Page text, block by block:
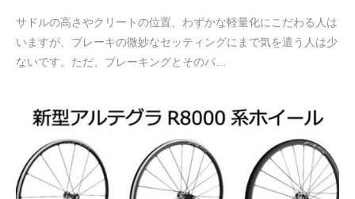
サドルの高さやクリートの位置、わずかな軽量化にこだわる人は
いますが、ブレーキの微妙なセッティングにまで気を遣う人は少
ないです。ただ、ブレーキングとそのパ…